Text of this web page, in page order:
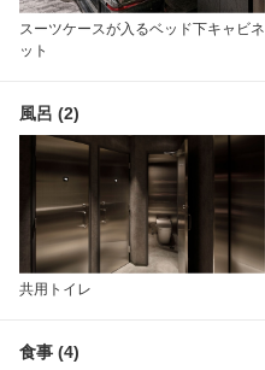
スーツケースが入るベッド下キャビネ
ット
風呂 (2)
共用トイレ
食事 (4)